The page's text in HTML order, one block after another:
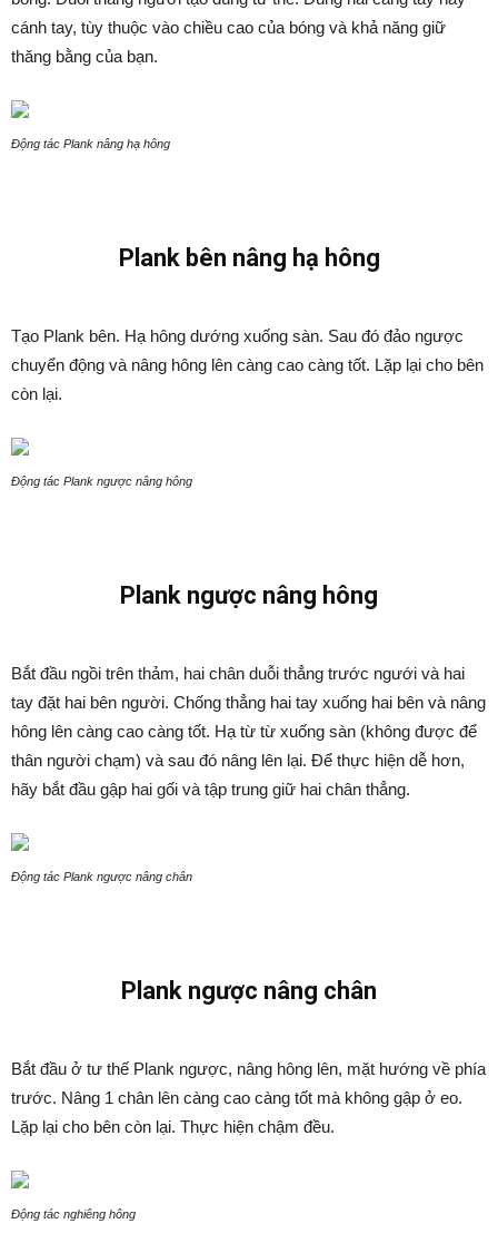
cánh tay, tùy thuộc vào chiều cao của bóng và khả năng giữ
thăng bằng của bạn.
Động tác Plank nâng hạ hông
Plank bên nâng hạ hông
Tạo Plank bên. Hạ hông dướng xuống sàn. Sau đó đảo ngược
chuyển động và nâng hông lên càng cao càng tốt. Lặp lại cho bên
còn lại.
Động tác Plank ngược nâng hông
Plank ngược nâng hông
Bắt đầu ngồi trên thảm, hai chân duỗi thẳng trước ngưới và hai
tay đặt hai bên người. Chống thẳng hai tay xuống hai bên và nâng
hông lên càng cao càng tốt. Hạ từ từ xuống sàn (không được để
thân người chạm) và sau đó nâng lên lại. Để thực hiện dễ hơn,
hãy bắt đầu gập hai gối và tập trung giữ hai chân thẳng.
Động tác Plank ngược nâng chân
Plank ngược nâng chân
Bắt đầu ở tư thế Plank ngược, nâng hông lên, mặt hướng về phía
trước. Nâng 1 chân lên càng cao càng tốt mà không gập ở eo.
Lặp lại cho bên còn lại. Thực hiện chậm đều.
Động tác nghiêng hông